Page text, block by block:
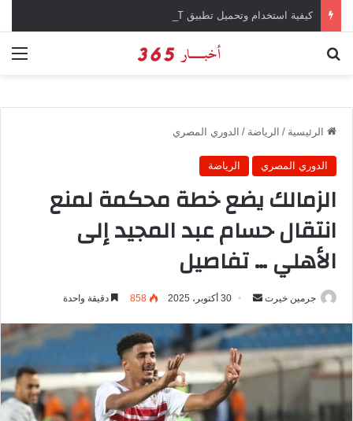
الرئيسية / الرياضة / الدوري المصري
الدوري المصري الرياضة
الزمالك يضع خطة محكمة لمنع
انتقال حسام عبد المجيد إلى
الأهلي … تفاصيل
جرمين خيرت
س
ل
ب
ي
30 أكتوبر، 2025 858 دقيقة واحدة